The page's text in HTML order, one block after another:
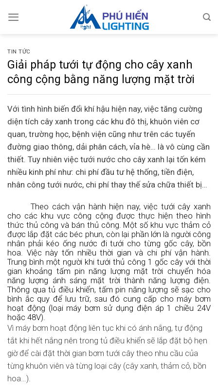
TIN TỨC
Giải pháp tưới tự động cho cây xanh
công cộng bằng năng lượng mặt trời
Với tình hình biến đổi khí hậu hiện nay, việc tăng cường
diện tích cây xanh trong các khu đô thị, khuôn viên cơ
quan, trường học, bệnh viện cũng như trên các tuyến
đường giao thông, dải phân cách, vỉa hè… là vô cùng cần
thiết. Tuy nhiên việc tưới nước cho cây xanh lại tốn kém
nhiều kinh phí như: chi phí đầu tư hệ thống, tiền điện,
nhân công tưới nước, chi phí thay thế sửa chữa thiết bị…
Theo cách vận hành hiện nay, việc tưới cây xanh
cho các khu vực công cộng được thực hiện theo hình
thức thủ công và bán thủ công. Một số khu vực thảm cỏ
được lắp đặt các béc phun, còn lại phần lớn là người công
nhân phải kéo ống nước đi tưới cho từng gốc cây, bồn
hoa. Việc này tốn nhiều thời gian và chi phí vận hành.
Trung bình một người khi tưới thủ công 1 gốc cây với thời
gian khoảng tấm pin năng lượng mặt trời chuyển hóa
năng lượng ánh sáng mặt trời thành năng lượng điện.
Thông qua tủ điều khiển, tấm pin năng lượng sẽ sạc cho
bình ắc quy để lưu trữ, sau đó cung cấp cho máy bơm
hoạt động (loại máy bơm sử dụng điện áp 1 chiều 24V
hoặc 48V).
Vì máy bơm hoạt động liên tục khi có ánh nắng, tự động
tắt khi hết nắng nên trong tủ điều khiển sẽ lắp đặt bộ hẹn
giờ để cài đặt thời gian bơm tưới cây theo nhu cầu của
từng khuôn viên và từng loại cây (cây xanh, thảm cỏ, bồn
hoa…).